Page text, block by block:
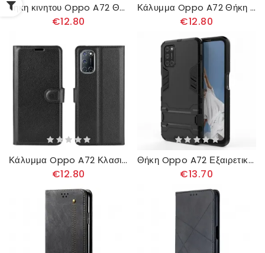
θηκη κινητου Oppo A72 Θήκη Flip Εφέ Μαλακού Δέρματος
€12.80
Κάλυμμα Oppo A72 Θήκη Flip Πτυσσόμενο Δερμάτινο Εφέ
€12.80
Κάλυμμα Oppo A72 Κλασικό
€12.80
Θήκη Oppo A72 Εξαιρετικά Ανθεκτική Γλώσσα
€13.70